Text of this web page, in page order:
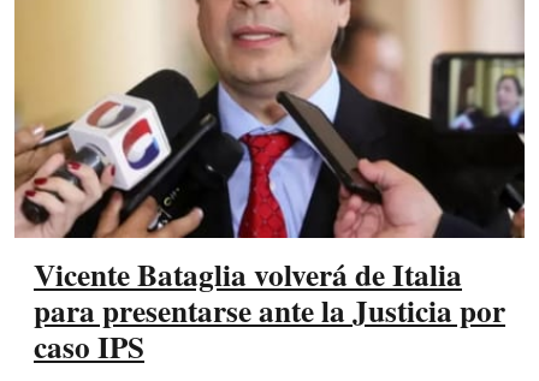
Vicente Bataglia volverá de Italia
para presentarse ante la Justicia por
caso IPS